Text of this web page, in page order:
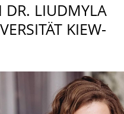
DR. LIUDMYLA
KIEW-